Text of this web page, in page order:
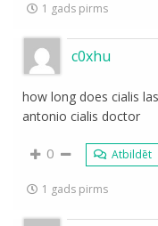
1 gads pirms
c0xhu
how long does cialis
antonio cialis doctor
0 Atbildēt
1 gads pirms